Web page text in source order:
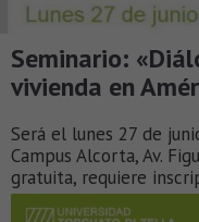
Seminario:
vivienda en
Será el lunes 27 de
Campus Alcorta, Av.
gratuita, requiere